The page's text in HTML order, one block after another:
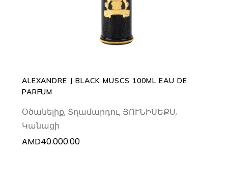
ALEXANDRE J BLACK MUSCS 100ML EAU DE
PARFUM
Օծանելիք, Տղամարդու, ՅՈՒՆԻՍԵՔՍ,
Կանացի
AMD40.000.00